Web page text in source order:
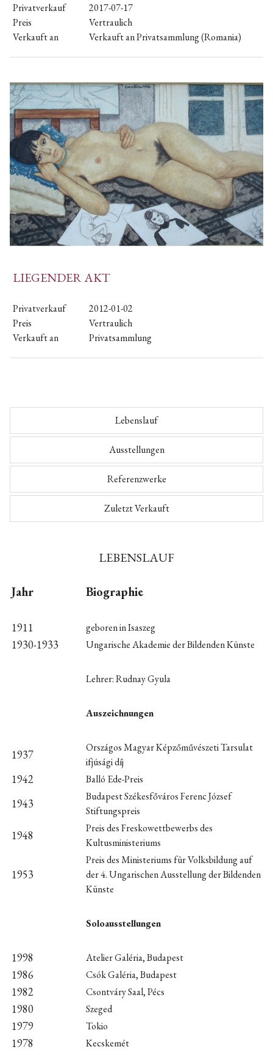
Privatverkauf
2017-07-17
Preis
Vertraulich
Verkauft an
Verkauft an Privatsammlung (Romania)
LIEGENDER AKT
Privatverkauf
2012-01-02
Preis
Vertraulich
Verkauft an
Privatsammlung
Lebenslauf
Ausstellungen
Referenzwerke
Zuletzt Verkauft
LEBENSLAUF
Jahr Biographie
1911 geboren in Isaszeg
1930-1933 Ungarische Akademie der Bildenden Künste
Lehrer: Rudnay Gyula
Auszeichnungen
1937
Országos Magyar Képzőművészeti Tarsulat
ifjúsági díj
1942 Balló Ede-Preis
1943
Budapest Székesfőváros Ferenc József
Stiftungspreis
1948
Preis des Freskowettbewerbs des
Kultusministeriums
1953
Preis des Ministeriums für Volksbildung auf
der 4. Ungarischen Ausstellung der Bildenden
Künste
Soloausstellungen
1998 Atelier Galéria, Budapest
1986 Csók Galéria, Budapest
1982 Csontváry Saal, Pécs
1980 Szeged
1979 Tokio
1978 Kecskemét